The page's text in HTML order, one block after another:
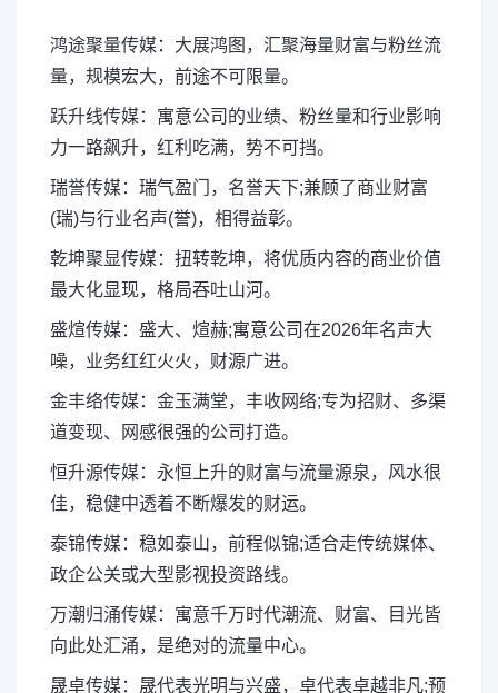
鸿途聚量传媒：大展鸿图，汇聚海量财富与粉丝流
量，规模宏大，前途不可限量。
跃升线传媒：寓意公司的业绩、粉丝量和行业影响
力一路飙升，红利吃满，势不可挡。
瑞誉传媒：瑞气盈门，名誉天下;兼顾了商业财富
(瑞)与行业名声(誉)，相得益彰。
乾坤聚显传媒：扭转乾坤，将优质内容的商业价值
最大化显现，格局吞吐山河。
盛煊传媒：盛大、煊赫;寓意公司在2026年名声大
噪，业务红红火火，财源广进。
金丰络传媒：金玉满堂，丰收网络;专为招财、多渠
道变现、网感很强的公司打造。
恒升源传媒：永恒上升的财富与流量源泉，风水很
佳，稳健中透着不断爆发的财运。
泰锦传媒：稳如泰山，前程似锦;适合走传统媒体、
政企公关或大型影视投资路线。
万潮归涌传媒：寓意千万时代潮流、财富、目光皆
向此处汇涌，是绝对的流量中心。
晟卓传媒：晟代表光明与兴盛，卓代表卓越非凡;预